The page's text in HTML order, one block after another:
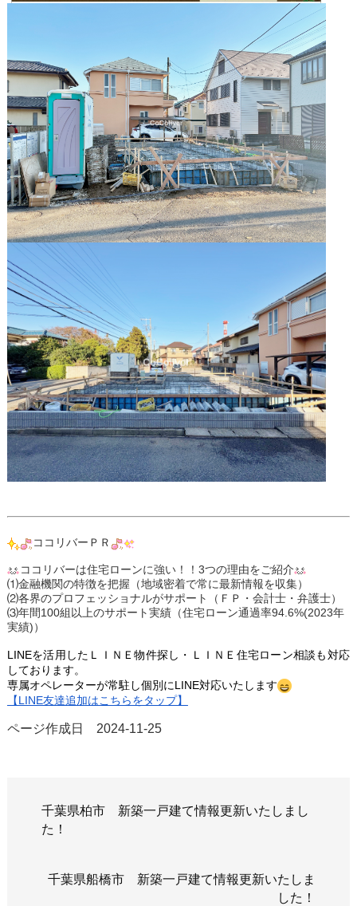
ココリバーＰＲ
ココリバーは住宅ローンに強い！！3つの理由をご紹介
⑴金融機関の特徴を把握（地域密着で常に最新情報を収集）
⑵各界のプロフェッショナルがサポート（ＦＰ・会計士・弁護士）
⑶年間100組以上のサポート実績（住宅ローン通過率94.6%(2023年
実績)）
LINEを活用したＬＩＮＥ物件探し・ＬＩＮＥ 住宅ローン相談も対応
しております。
専属オペレーターが常駐し個別にLINE対応いたします
【LINE友達追加はこちらをタップ】
ページ作成日 2024-11-25
千葉県柏市 新築一戸建て情報更新いたしまし
た！
千葉県船橋市 新築一戸建て情報更新いたしま
した！